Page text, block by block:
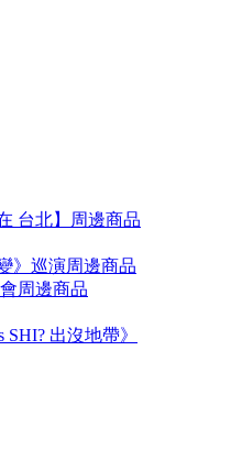
台北】周邊商品
》巡演周邊商品
周邊商品
SHI? 出沒地帶》